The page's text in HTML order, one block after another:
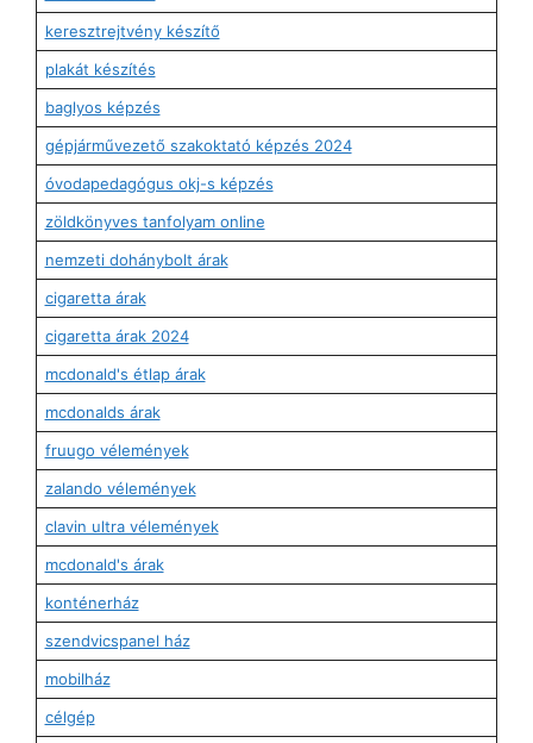
keresztrejtvény készítő
plakát készítés
baglyos képzés
gépjárművezető szakoktató képzés 2024
óvodapedagógus okj-s képzés
zöldkönyves tanfolyam online
nemzeti dohánybolt árak
cigaretta árak
cigaretta árak 2024
mcdonald's étlap árak
mcdonalds árak
fruugo vélemények
zalando vélemények
clavin ultra vélemények
mcdonald's árak
konténerház
szendvicspanel ház
mobilház
célgép